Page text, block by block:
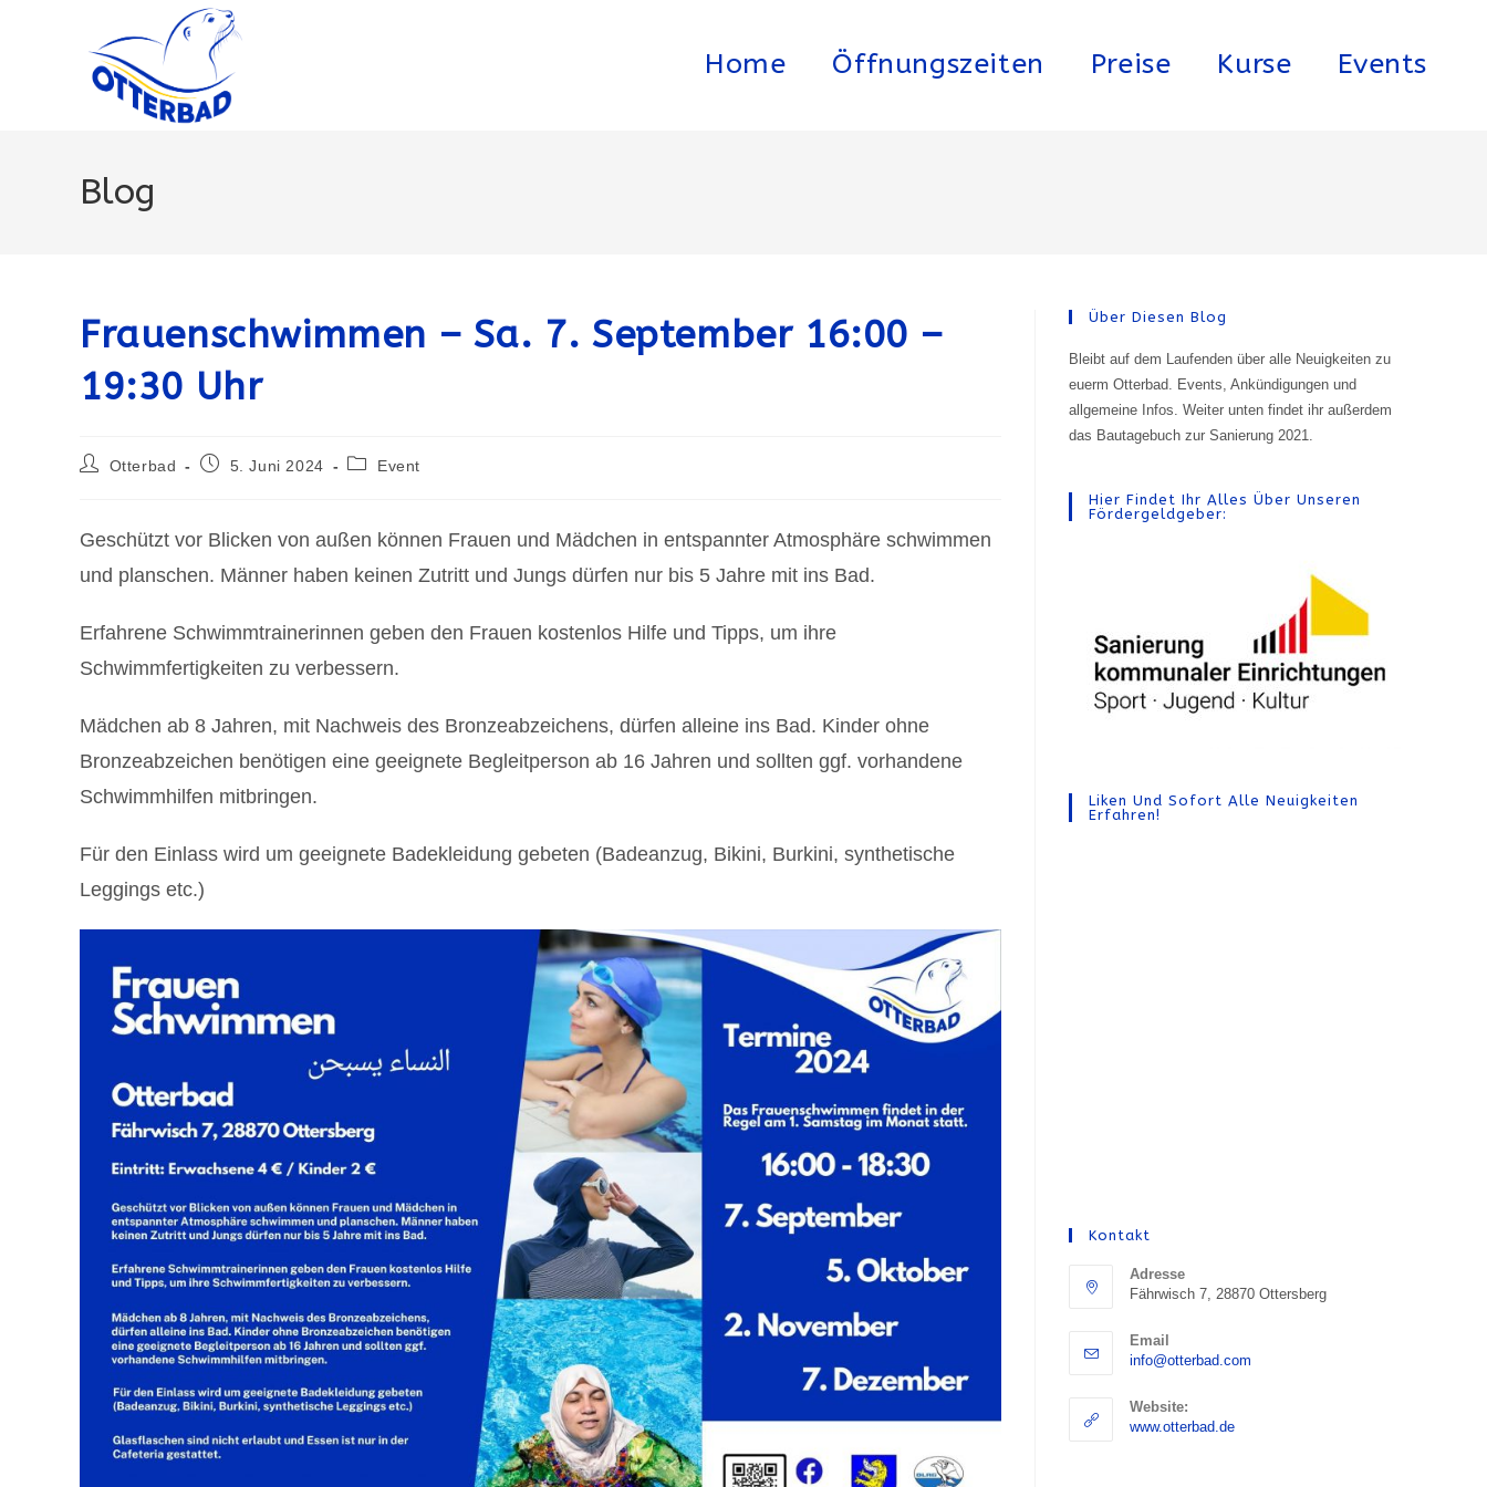
Home Öffnungszeiten Preise Kurse Events
Blog
Frauenschwimmen – Sa. 7. September 16:00 –
19:30 Uhr
Beitrags-
Otterbad
Beitrag5. Juni 2024
Beitrags-
Event
Geschützt vor Blicken von außen können Frauen und Mädchen in entspannter Atmosphäre schwimmen
und planschen. Männer haben keinen Zutritt und Jungs dürfen nur bis 5 Jahre mit ins Bad.
Erfahrene Schwimmtrainerinnen geben den Frauen kostenlos Hilfe und Tipps, um ihre
Schwimmfertigkeiten zu verbessern.
Mädchen ab 8 Jahren, mit Nachweis des Bronzeabzeichens, dürfen alleine ins Bad. Kinder ohne
Bronzeabzeichen benötigen eine geeignete Begleitperson ab 16 Jahren und sollten ggf. vorhandene
Schwimmhilfen mitbringen.
Für den Einlass wird um geeignete Badekleidung gebeten (Badeanzug, Bikini, Burkini, synthetische
Leggings etc.)
Über Diesen Blog
Bleibt auf dem Laufenden über alle Neuigkeiten zu
euerm Otterbad. Events, Ankündigungen und
allgemeine Infos. Weiter unten findet ihr außerdem
das Bautagebuch zur Sanierung 2021.
Hier Findet Ihr Alles Über Unseren
Fördergeldgeber:
Liken Und Sofort Alle Neuigkeiten
Erfahren!
Kontakt
Adresse
Fährwisch 7, 28870 Ottersberg
Email
info@otterbad.com
Website:
www.otterbad.de